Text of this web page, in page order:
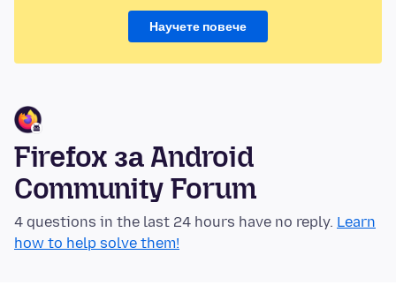
Научете повече
Firefox за Android
Community Forum
4 questions in the last 24 hours have no reply. Learn
how to help solve them!